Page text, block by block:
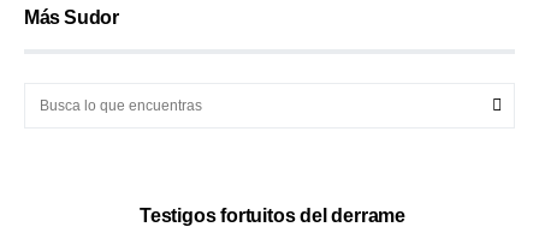
Más Sudor
Testigos fortuitos del derrame